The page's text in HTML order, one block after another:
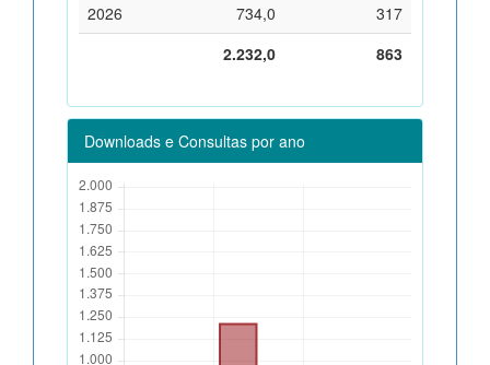
2026
734,0
317
2.232,0
863
Downloads e Consultas por ano